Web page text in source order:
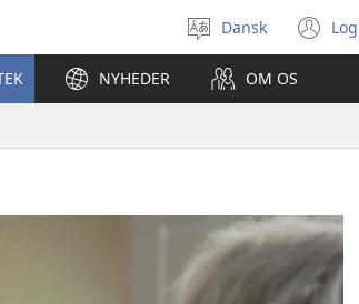
Vælg
sprog
Dansk
NYHEDER OM OS